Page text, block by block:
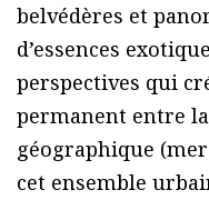
belvédères et
d’essences
perspectives qui
permanent entre
géographique
cet ensemble